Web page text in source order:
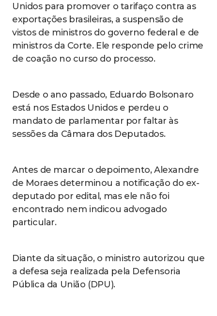
Unidos para promover o tarifaço contra as
exportações brasileiras, a suspensão de
vistos de ministros do governo federal e de
ministros da Corte. Ele responde pelo crime
de coação no curso do processo.
Desde o ano passado, Eduardo Bolsonaro
está nos Estados Unidos e perdeu o
mandato de parlamentar por faltar às
sessões da Câmara dos Deputados.
Antes de marcar o depoimento, Alexandre
de Moraes determinou a notificação do ex-
deputado por edital, mas ele não foi
encontrado nem indicou advogado
particular.
Diante da situação, o ministro autorizou que
a defesa seja realizada pela Defensoria
Pública da União (DPU).